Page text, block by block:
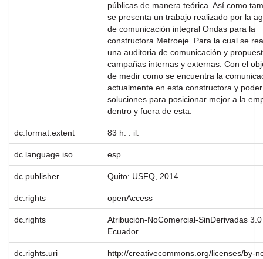
públicas de manera teórica. Así como
se presenta un trabajo realizado por la
de comunicación integral Ondas para la
constructora Metroeje. Para la cual se
una auditoria de comunicación y
campañas internas y externas. Con el
de medir como se encuentra la
actualmente en esta constructora y
soluciones para posicionar mejor a la
dentro y fuera de esta.
dc.format.extent 83 h. : il.
dc.language.iso esp
dc.publisher Quito: USFQ, 2014
dc.rights openAccess
dc.rights
Atribución-NoComercial-SinDerivadas 3.0
Ecuador
dc.rights.uri
http://creativecommons.org/licenses/by-